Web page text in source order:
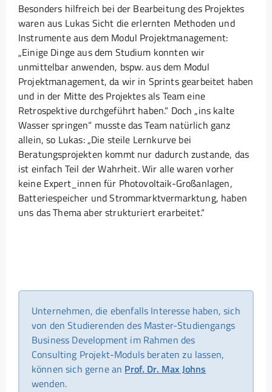
Besonders hilfreich bei der Bearbeitung des Projektes
waren aus Lukas Sicht die erlernten Methoden und
Instrumente aus dem Modul Projektmanagement:
„Einige Dinge aus dem Studium konnten wir
unmittelbar anwenden, bspw. aus dem Modul
Projektmanagement, da wir in Sprints gearbeitet haben
und in der Mitte des Projektes als Team eine
Retrospektive durchgeführt haben.“ Doch „ins kalte
Wasser springen“ musste das Team natürlich ganz
allein, so Lukas: „Die steile Lernkurve bei
Beratungsprojekten kommt nur dadurch zustande, das
ist einfach Teil der Wahrheit. Wir alle waren vorher
keine Expert_innen für Photovoltaik-Großanlagen,
Batteriespeicher und Strommarktvermarktung, haben
uns das Thema aber strukturiert erarbeitet.“
Unternehmen, die ebenfalls Interesse haben, sich
von den Studierenden des Master-Studiengangs
Business Development im Rahmen des
Consulting Projekt-Moduls beraten zu lassen,
können sich gerne an Prof. Dr. Max Johns
wenden.